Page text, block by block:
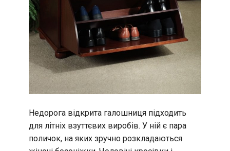
Недорога відкрита галошниця підходить
для літніх взуттєвих виробів. У ній є пара
поличок, на яких зручно розкладаються